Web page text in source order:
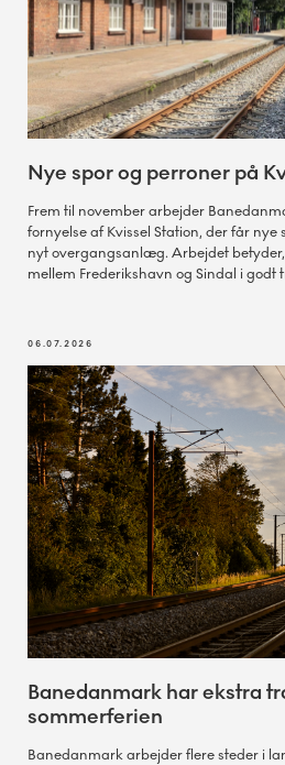
Nye spor og perroner på
Frem til november arbejder
fornyelse af Kvissel Station, der får nye
nyt overgangsanlæg. Arbejdet
mellem Frederikshavn og Sindal i godt
06.07.2026
Banedanmark har ekstra
sommerferien
Banedanmark arbejder flere steder i